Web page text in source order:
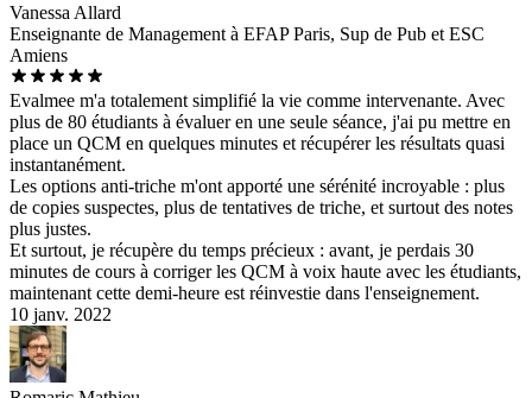
Vanessa Allard
Enseignante de Management à EFAP Paris, Sup de Pub et ESC
Amiens
Evalmee m'a totalement simplifié la vie comme intervenante. Avec
plus de 80 étudiants à évaluer en une seule séance, j'ai pu mettre en
place un QCM en quelques minutes et récupérer les résultats quasi
instantanément.
Les options anti-triche m'ont apporté une sérénité incroyable : plus
de copies suspectes, plus de tentatives de triche, et surtout des notes
plus justes.
Et surtout, je récupère du temps précieux : avant, je perdais 30
minutes de cours à corriger les QCM à voix haute avec les étudiants,
maintenant cette demi-heure est réinvestie dans l'enseignement.
10 janv. 2022